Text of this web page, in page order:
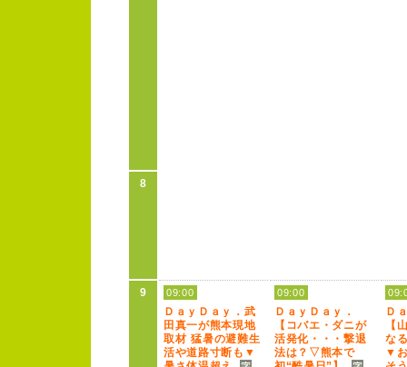
8
9 09:00
Ｄ ａ ｙ Ｄ ａ ｙ
．武
田真一が熊本現地
取材 猛暑の避難生
活や道路寸断も▼
09:00
Ｄ ａ ｙ Ｄ ａ ｙ
【コバエ・ダニが
活発化・・・撃退
法は？ ▽熊本で
Ｄ
【
な
▼